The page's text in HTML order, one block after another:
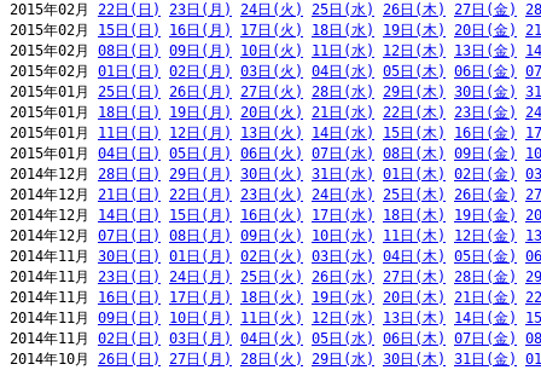
2015年02月 22日(日) 23日(月) 24日(火) 25日(水) 26日(木) 27日(金)
2015年02月 15日(日) 16日(月) 17日(火) 18日(水) 19日(木) 20日(金)
2015年02月 08日(日) 09日(月) 10日(火) 11日(水) 12日(木) 13日(金)
2015年02月 01日(日) 02日(月) 03日(火) 04日(水) 05日(木) 06日(金)
2015年01月 25日(日) 26日(月) 27日(火) 28日(水) 29日(木) 30日(金)
2015年01月 18日(日) 19日(月) 20日(火) 21日(水) 22日(木) 23日(金)
2015年01月 11日(日) 12日(月) 13日(火) 14日(水) 15日(木) 16日(金)
2015年01月 04日(日) 05日(月) 06日(火) 07日(水) 08日(木) 09日(金)
2014年12月 28日(日) 29日(月) 30日(火) 31日(水) 01日(木) 02日(金)
2014年12月 21日(日) 22日(月) 23日(火) 24日(水) 25日(木) 26日(金)
2014年12月 14日(日) 15日(月) 16日(火) 17日(水) 18日(木) 19日(金)
2014年12月 07日(日) 08日(月) 09日(火) 10日(水) 11日(木) 12日(金)
2014年11月 30日(日) 01日(月) 02日(火) 03日(水) 04日(木) 05日(金)
2014年11月 23日(日) 24日(月) 25日(火) 26日(水) 27日(木) 28日(金)
2014年11月 16日(日) 17日(月) 18日(火) 19日(水) 20日(木) 21日(金)
2014年11月 09日(日) 10日(月) 11日(火) 12日(水) 13日(木) 14日(金)
2014年11月 02日(日) 03日(月) 04日(火) 05日(水) 06日(木) 07日(金)
2014年10月 26日(日) 27日(月) 28日(火) 29日(水) 30日(木) 31日(金)